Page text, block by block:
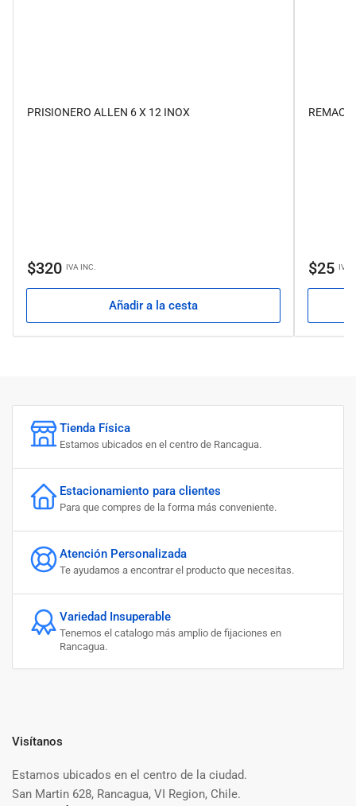
PRISIONERO ALLEN 6 X 12 INOX
Precio
$320 IVA INC.
Añadir a la cesta
Precio
$25 IVA
Tienda Física
Estamos ubicados en el centro de Rancagua.
Estacionamiento para clientes
Para que compres de la forma más conveniente.
Atención Personalizada
Te ayudamos a encontrar el producto que necesitas.
Variedad Insuperable
Tenemos el catalogo más amplio de fijaciones en
Rancagua.
Visítanos
Estamos ubicados en el centro de la ciudad.
San Martin 628, Rancagua, VI Region, Chile.